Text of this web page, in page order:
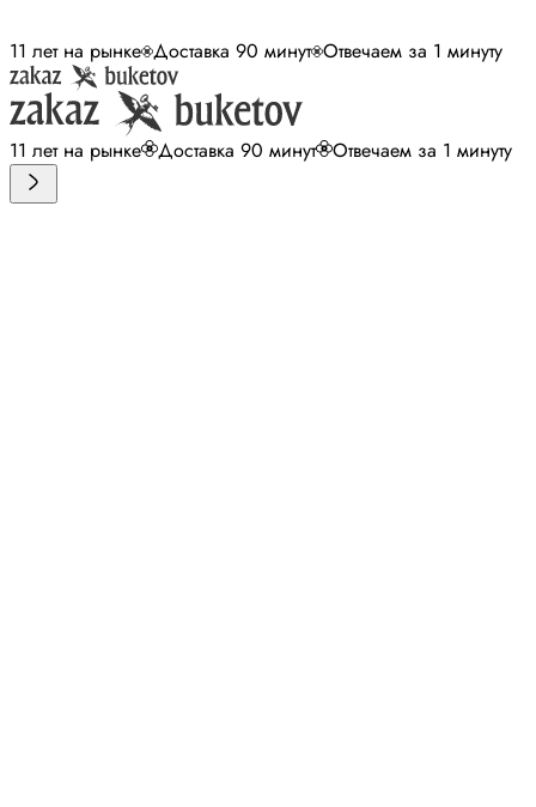
11 лет на рынке Доставка 90 минут Отвечаем за 1 минуту
11 лет на рынке Доставка 90 минут Отвечаем за 1 минуту